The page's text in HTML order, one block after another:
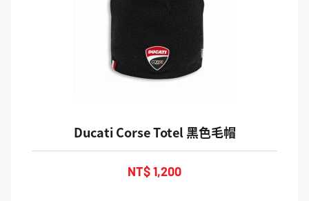
Ducati Corse Totel 黑色毛帽
NT$ 1,200